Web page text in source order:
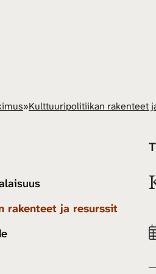
»Kulttuuripolitiikan rakenteet
rakenteet ja resurssit